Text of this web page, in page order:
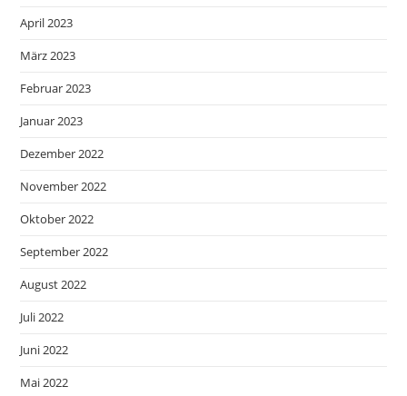
April 2023
März 2023
Februar 2023
Januar 2023
Dezember 2022
November 2022
Oktober 2022
September 2022
August 2022
Juli 2022
Juni 2022
Mai 2022